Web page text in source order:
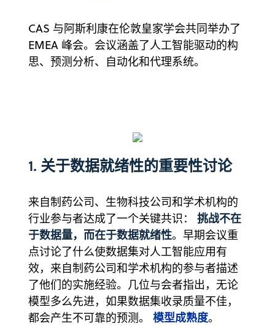
CAS 与阿斯利康在伦敦皇家学会共同举办了
EMEA 峰会。会议涵盖了人工智能驱动的构
思、预测分析、自动化和代理系统。
1. 关于数据就绪性的重要性讨论
来自制药公司、生物科技公司和学术机构的
行业参与者达成了一个关键共识： 挑战不在
于数据量，而在于数据就绪性。早期会议重
点讨论了什么使数据集对人工智能应用有
效，来自制药公司和学术机构的参与者描述
了他们的实施经验。几位与会者指出，无论
模型多么先进，如果数据集收录质量不佳，
都会产生不可靠的预测。 模型成熟度。